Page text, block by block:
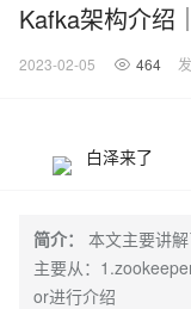
Kafka架构介绍
2023-02-05 464
白泽来了
简介：
本文主要讲
主要从：
or进行介绍